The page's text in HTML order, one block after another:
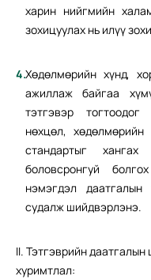
харин нийгмийн
зохицуулах нь илүү
Хөдөлмөрийн хүнд,
ажиллаж байгаа
тэтгэвэр
нөхцөл,
стандартыг хангах
боловсронгуй
нэмэгдэл
судалж шийдвэрлэнэ.
II. Тэтгэврийн
хуримтлал: